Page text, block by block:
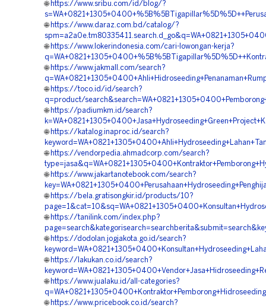
🌐 https://www.sribu.com/id/blog/?
🌐 https://www.daraz.com.bd/catalog/?
🌐 https://www.lokerindonesia.com/cari-lowongan-kerja?
🌐 https://www.jakmall.com/search?
🌐 https://toco.id/id/search?
q=product/
🌐 https://padiumkm.id/search?
🌐 https://katalog.inaproc.id/search?
🌐 https://vendorpedia.ahmadcorp.com/search?
🌐 https://www.jakartanotebook.com/search?
🌐 https://bela.gratisongkir.id/products/10?
🌐 https://tanilink.com/index.php?
🌐 https://dodolan.jogjakota.go.id/search?
🌐 https://lakukan.co.id/search?
🌐 https://www.jualaku.id/all-categories?
🌐 https://www.pricebook.co.id/search?